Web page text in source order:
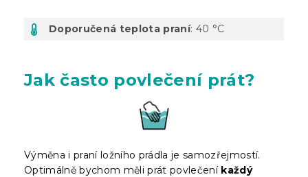
Doporučená teplota praní: 40 °C
Jak často povlečení prát?
Výměna i praní ložního prádla je samozřejmostí.
Optimálně bychom měli prát povlečení každý